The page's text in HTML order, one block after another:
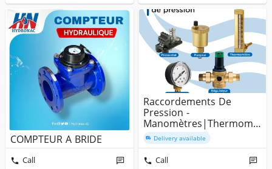
COMPTEUR A BRIDE
Call
Raccordements De
Pression -
Manomètres|Thermomè
Tre|Régulateur De
Press...
Delivery available
Call